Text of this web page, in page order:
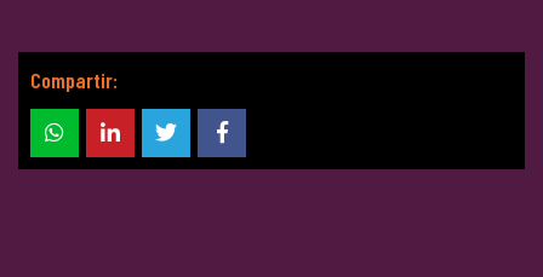
Compartir: